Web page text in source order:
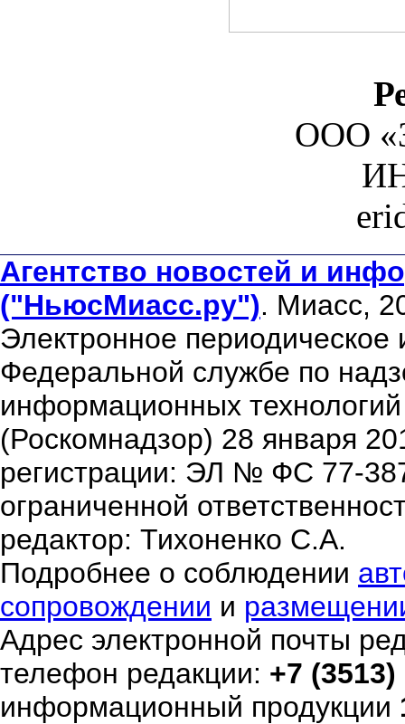
ООО
Агентство новостей и
("НьюсМиасс.ру"). Миасс,
Электронное периодическое
Федеральной службе по
информационных
(Роскомнадзор) 28 января
регистрации: ЭЛ № ФС 77-
ограниченной
редактор: Тихоненко С.А.
Подробнее о соблюдении
сопровождении и
Адрес электронной почты
телефон редакции: +7
информационный продукции